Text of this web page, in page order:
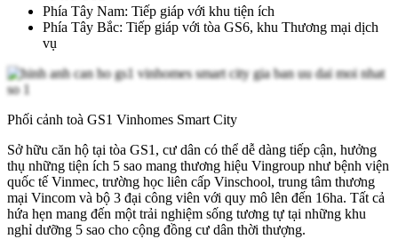
Phía Tây Nam: Tiếp giáp với khu tiện ích
Phía Tây Bắc: Tiếp giáp với tòa GS6, khu Thương mại dịch
vụ
Phối cảnh toà GS1 Vinhomes Smart City
Sở hữu căn hộ tại tòa GS1, cư dân có thể dễ dàng tiếp cận, hưởng
thụ những tiện ích 5 sao mang thương hiệu Vingroup như bệnh viện
quốc tế Vinmec, trường học liên cấp Vinschool, trung tâm thương
mại Vincom và bộ 3 đại công viên với quy mô lên đến 16ha. Tất cả
hứa hẹn mang đến một trải nghiệm sống tương tự tại những khu
nghỉ dưỡng 5 sao cho cộng đồng cư dân thời thượng.